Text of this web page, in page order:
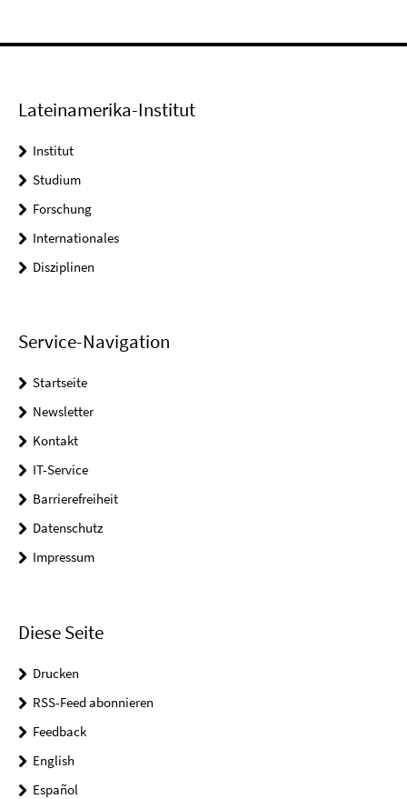
Lateinamerika-Institut
Institut
Studium
Forschung
Internationales
Disziplinen
Service-Navigation
Startseite
Newsletter
Kontakt
IT-Service
Barrierefreiheit
Datenschutz
Impressum
Diese Seite
Drucken
RSS-Feed abonnieren
Feedback
English
Español